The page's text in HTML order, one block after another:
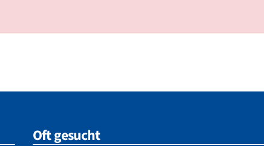
Oft gesucht